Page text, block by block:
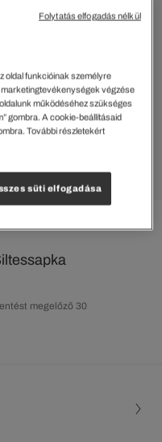
megelőző 30
oldal funkcióinak személyre
végzése
működéséhez szükséges
gombra. A cookie-beállításaid
További részletekért
süti elfogadása
Folytatás elfogadás nélkül